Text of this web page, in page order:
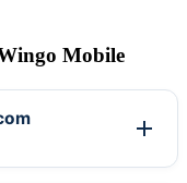
Mobile